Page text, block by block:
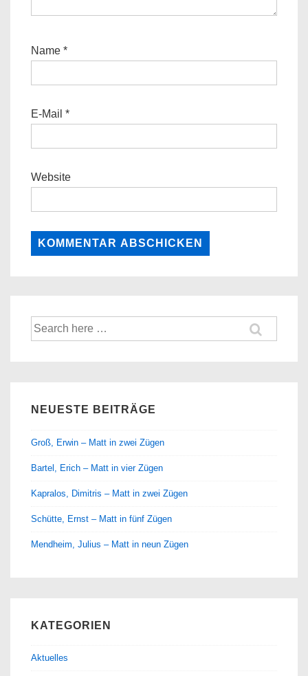
Name *
E-Mail *
Website
Suche
nach:
NEUESTE BEITRÄGE
Groß, Erwin – Matt in zwei Zügen
Bartel, Erich – Matt in vier Zügen
Kapralos, Dimitris – Matt in zwei Zügen
Schütte, Ernst – Matt in fünf Zügen
Mendheim, Julius – Matt in neun Zügen
KATEGORIEN
Aktuelles